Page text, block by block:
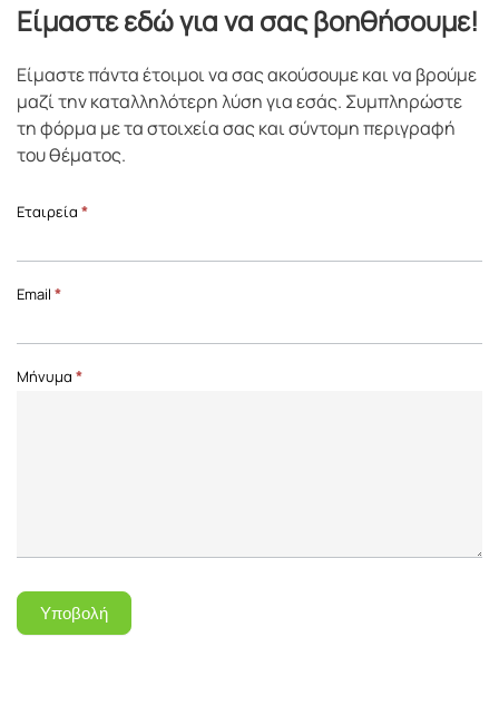
Είμαστε εδώ για να σας βοηθήσουμε!
Είμαστε πάντα έτοιμοι να σας ακούσουμε και να βρούμε
μαζί την καταλληλότερη λύση για εσάς. Συμπληρώστε
τη φόρμα με τα στοιχεία σας και σύντομη περιγραφή
του θέματος.
Επικοινωνία
Page
Εταιρεία *
Email *
Μήνυμα *
Υποβολή